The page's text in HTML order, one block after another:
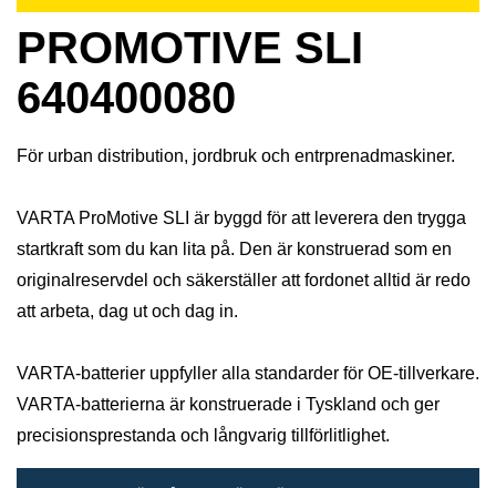
PROMOTIVE SLI
640400080
För urban distribution, jordbruk och entrprenadmaskiner.
VARTA ProMotive SLI är byggd för att leverera den trygga
startkraft som du kan lita på. Den är konstruerad som en
originalreservdel och säkerställer att fordonet alltid är redo
att arbeta, dag ut och dag in.
VARTA-batterier uppfyller alla standarder för OE-tillverkare.
VARTA-batterierna är konstruerade i Tyskland och ger
precisionsprestanda och långvarig tillförlitlighet.